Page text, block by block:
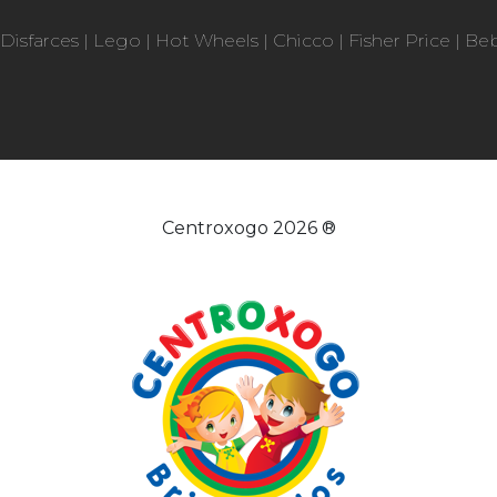
Disfarces | Lego | Hot Wheels | Chicco | Fisher Price |
Centroxogo 2026 ®